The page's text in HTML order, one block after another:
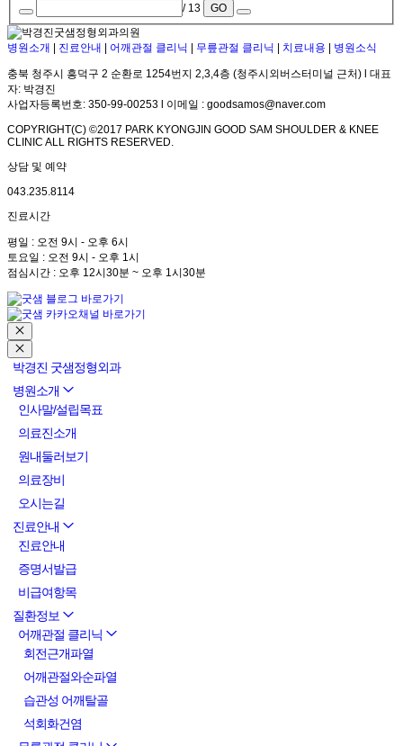
/ 13
GO
병원소개 진료안내 어깨관절 클리닉 무릎관절 클리닉 치료내용 병원소식
충북 청주시 흥덕구 2 순환로 1254번지 2,3,4층 (청주시외버스터미널 근처) l 대표
자: 박경진
사업자등록번호: 350-99-00253 l 이메일 : goodsamos@naver.com
COPYRIGHT(C) ©2017 PARK KYONGJIN GOOD SAM SHOULDER & KNEE
CLINIC ALL RIGHTS RESERVED.
상담 및 예약
043.235.8114
진료시간
평일 : 오전 9시 - 오후 6시
토요일 : 오전 9시 - 오후 1시
점심시간 : 오후 12시30분 ~ 오후 1시30분
박경진 굿샘정형외과
병원소개
인사말/설립목표
의료진소개
원내둘러보기
의료장비
오시는길
진료안내
진료안내
증명서발급
비급여항목
질환정보
어깨관절 클리닉
회전근개파열
어깨관절와순파열
습관성 어깨탈골
석회화건염